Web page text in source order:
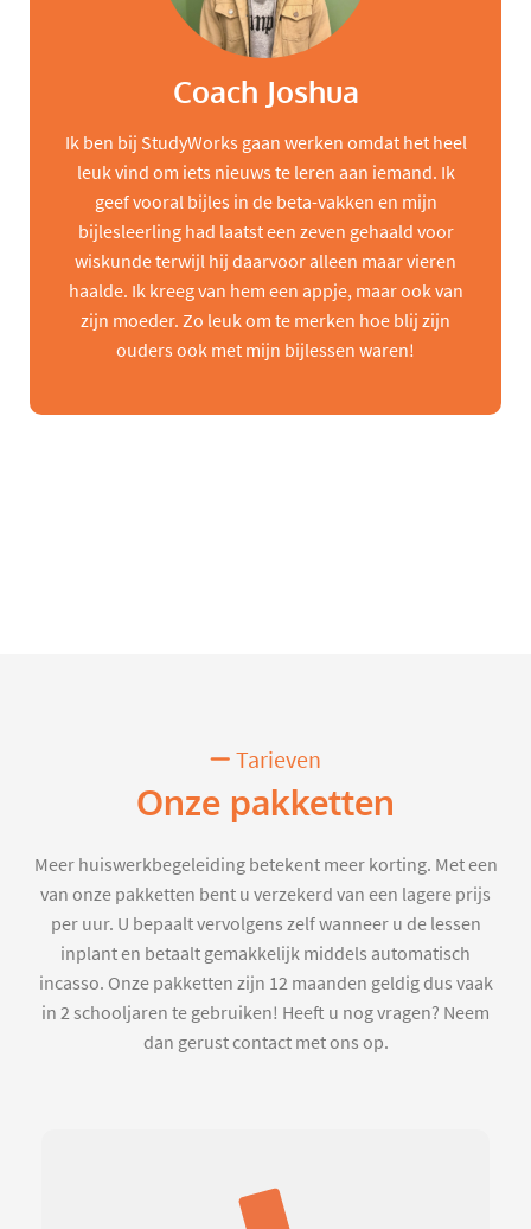
Coach Joshua
Ik ben bij StudyWorks gaan werken omdat het heel
leuk vind om iets nieuws te leren aan iemand. Ik
geef vooral bijles in de beta-vakken en mijn
bijlesleerling had laatst een zeven gehaald voor
wiskunde terwijl hij daarvoor alleen maar vieren
haalde. Ik kreeg van hem een appje, maar ook van
zijn moeder. Zo leuk om te merken hoe blij zijn
ouders ook met mijn bijlessen waren!
Tarieven
Onze pakketten
Meer huiswerkbegeleiding betekent meer korting. Met een
van onze pakketten bent u verzekerd van een lagere prijs
per uur. U bepaalt vervolgens zelf wanneer u de lessen
inplant en betaalt gemakkelijk middels automatisch
incasso. Onze pakketten zijn 12 maanden geldig dus vaak
in 2 schooljaren te gebruiken! Heeft u nog vragen? Neem
dan gerust contact met ons op.